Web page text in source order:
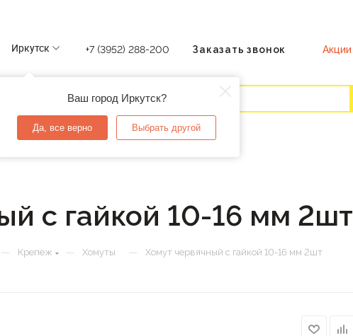
Иркутск
Ваш город Иркутск?
Да, все верно Выбрать другой
+7 (3952) 288-200 Заказать звонок Акции
с гайкой 10-16 мм 2шт
— Крепеж — Хомуты — Хомут червячный с гайкой 10-16 мм 2шт